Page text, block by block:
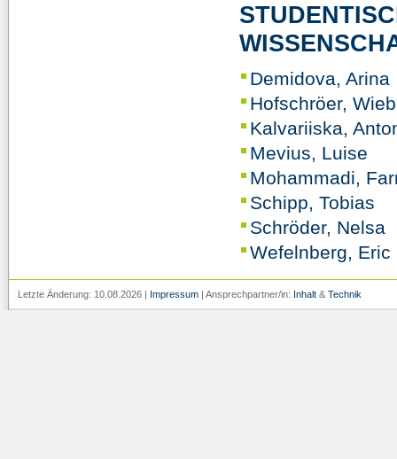
Demidova, Arina
Hofschröer,
Kalvariiska,
Mevius, Luise
Mohammadi,
Schipp, Tobias
Schröder, Nelsa
Wefelnberg, Eric
Letzte Änderung: 10.08.2026 | Impressum | Ansprechpartner/in: Inhalt & Technik